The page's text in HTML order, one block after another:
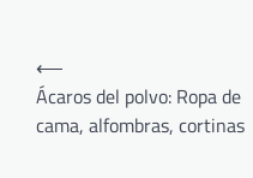
Post
navigation
⟵
Ácaros del polvo: Ropa de
cama, alfombras, cortinas